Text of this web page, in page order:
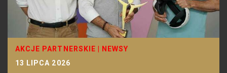
AKCJE PARTNERSKIE
NEWSY
13 LIPCA 2026